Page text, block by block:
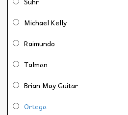
Michael Kelly
Raimundo
Talman
Brian May Guitar
Ortega